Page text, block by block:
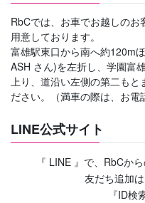
RbCでは、お車でお越しの
用意しております。
富雄駅東口から南へ約120m
ASH さん)を左折し、学園富
上り、道沿い左側の第二もと
ださい。（満車の際は、お電
LINE公式サイト
『 LINE 』で、RbCか
友だち追加
『ID検